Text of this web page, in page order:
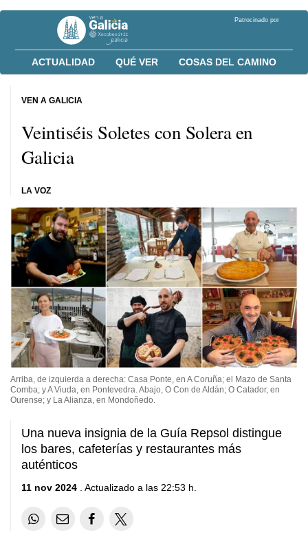
Patrocinado por
ACTUALIDAD QUÉ VER COSAS DEL CAMINO
Veintiséis Soletes con Solera en
Galicia
LA VOZ
VEN A GALICIA
Arriba, de izquierda a derecha: Casa Ponte, en A Coruña; el Mazo de Santa
Comba; y A Viuda, en Pontevedra. Abajo, O Con de Aldán; O Catador, en
Ourense; y La Alianza, en Mondoñedo.
Una nueva insignia de la Guía Repsol distingue
los bares, cafeterías y restaurantes más
auténticos
11 nov 2024 . Actualizado a las 22:53 h.